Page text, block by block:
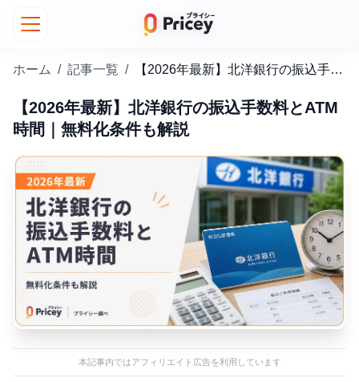
ホーム / 記事一覧 / 【2026年最新】北洋銀行の振込手数料とATM時間｜無料化条件も解説
【2026年最新】北洋銀行の振込手数料とATM
時間｜無料化条件も解説
本記事内ではアフィリエイト広告を利用しています